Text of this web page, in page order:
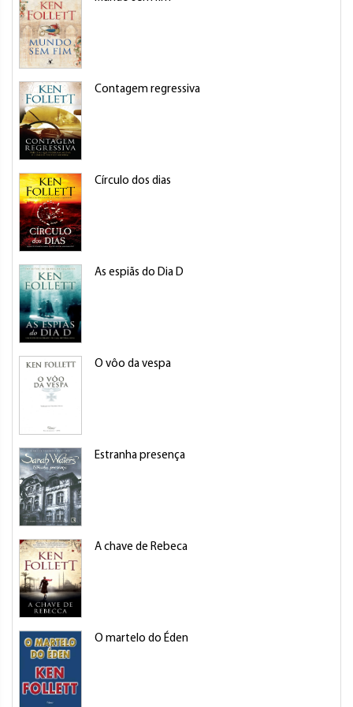
Contagem regressiva
Círculo dos dias
As espiãs do Dia D
O vôo da vespa
Estranha presença
A chave de Rebeca
O martelo do Éden